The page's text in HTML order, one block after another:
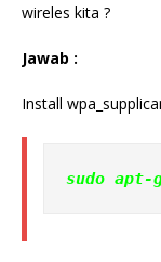
wireles kita ?
Jawab :
Install
sudo